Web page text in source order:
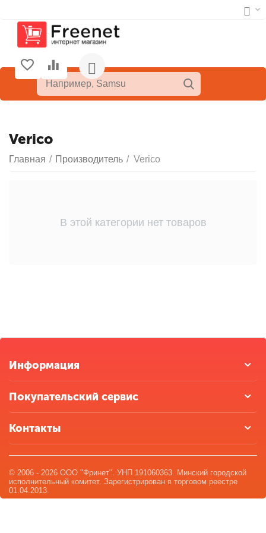
Verico
Главная / Производитель / Verico
В этой категории нет товаров
Информация
Покупательский сервис
Контакты
© 2006 - 2026 ООО "Фринет". УНП 191060363. Минский городской
исполнительный комитет. Зарегистрирован в торговом реестре
01.04.2013.